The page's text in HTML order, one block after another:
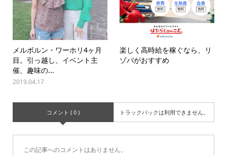
メルボルン・ワーホリ4ヶ月
目。引っ越し、イベント主
催、趣味の...
2019.04.17
楽しく高時給を稼ぐなら、リ
ゾバがおすすめ
コメント ( 0 ) トラックバックは利用できません。
この記事へのコメントはありません。